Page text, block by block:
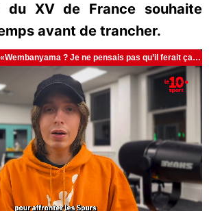
du XV de France souhaite
avant de trancher.